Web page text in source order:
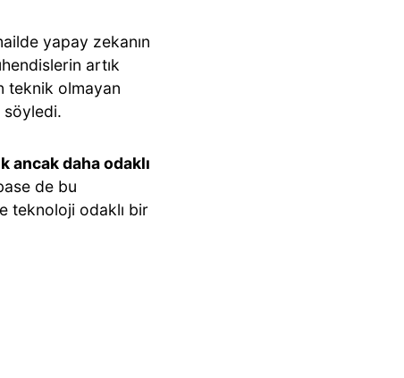
yapay zekanın
artık
teknik olmayan
söyledi.
ancak daha odaklı
de bu
teknoloji odaklı bir